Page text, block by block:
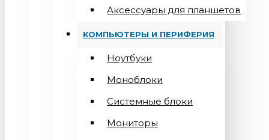
Аксессуары для планшетов
КОМПЬЮТЕРЫ И ПЕРИФЕРИЯ
Ноутбуки
Моноблоки
Системные блоки
Мониторы